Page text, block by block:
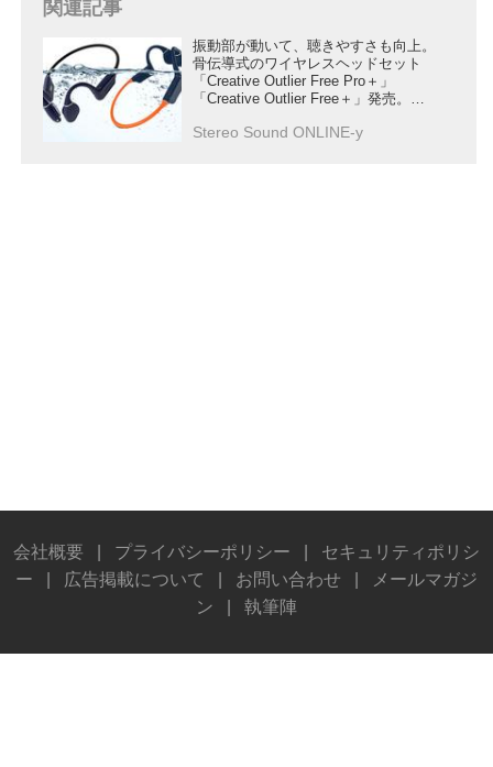
関連記事
振動部が動いて、聴きやすさも向上。
骨伝導式のワイヤレスヘッドセット
「Creative Outlier Free Pro＋」
「Creative Outlier Free＋」発売。今
Stereo Sound ONLINE-y
会社概要 プライバシーポリシー
セキュリティポリシ
ー
広告掲載について お問い合わせ
メールマガジ
ン
執筆陣